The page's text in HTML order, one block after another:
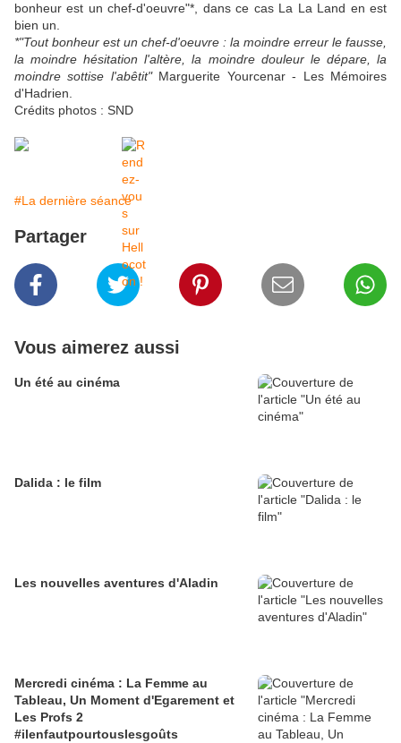
bonheur est un chef-d'oeuvre"*, dans ce cas La La Land en est
bien un.
*"Tout bonheur est un chef-d'oeuvre : la moindre erreur le fausse,
la moindre hésitation l'altère, la moindre douleur le dépare, la
moindre sottise l'abêtit"Marguerite Yourcenar - Les Mémoires
d'Hadrien.
Crédits photos : SND
#La dernière séance
Partager
Vous aimerez aussi
Un été au cinéma
Dalida : le film
Les nouvelles aventures d'Aladin
Mercredi cinéma : La Femme au
Tableau, Un Moment d'Egarement et
Les Profs 2
#ilenfautpourtouslesgoûts